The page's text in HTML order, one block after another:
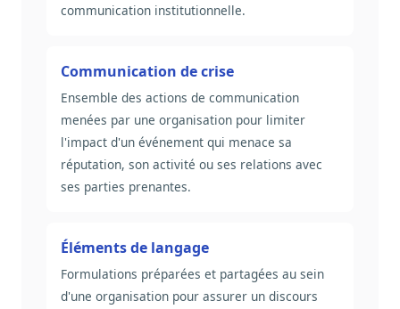
communication institutionnelle.
Communication de crise
Ensemble des actions de communication
menées par une organisation pour limiter
l'impact d'un événement qui menace sa
réputation, son activité ou ses relations avec
ses parties prenantes.
Éléments de langage
Formulations préparées et partagées au sein
d'une organisation pour assurer un discours